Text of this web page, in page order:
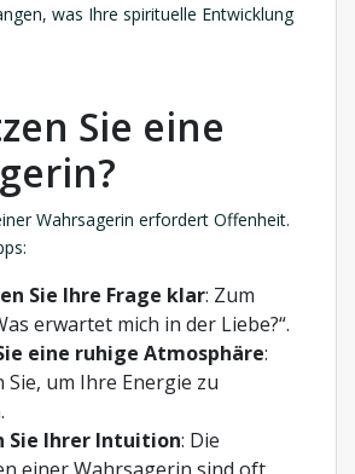
was Ihre spirituelle Entwicklung
Sie eine
Wahrsagerin erfordert Offenheit.
Sie Ihre Frage klar: Zum
erwartet mich in der Liebe?“.
eine ruhige Atmosphäre:
Sie, um Ihre Energie zu
Sie Ihrer Intuition: Die